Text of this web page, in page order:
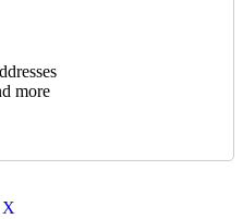
more
X